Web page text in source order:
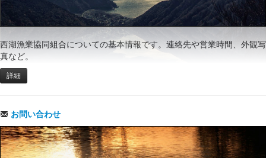
西湖漁業協同組合についての基本情報です。連絡先や営業時間、外観写
真など。
詳細
お問い合わせ